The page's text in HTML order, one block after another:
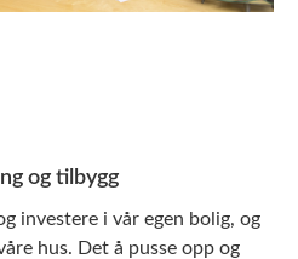
og tilbygg
investere i vår egen bolig, og
hus. Det å pusse opp og